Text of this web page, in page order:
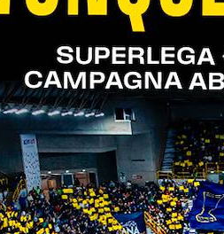
del miglior giocatore di
di Verona Volley